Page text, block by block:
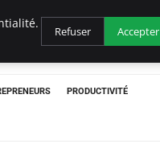
PRODUCTIVITÉ
Refuser Accepter